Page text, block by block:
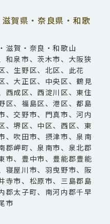
賀県・奈良県・和歌
滋賀・奈良・和歌山
和泉市、茨木市、大阪狭
、生野区、北区、此花
、大正区、中央区、鶴見
西成区、西淀川区、東住
区、福島区、港区、都島
、交野市、門真市、河内
、堺区、中区、西区、東
、吹田市、摂津市、泉南
郡岬町、泉南市、泉北郡
市、豊中市、豊能郡豊能
寝屋川市、羽曳野市、阪
寺市、松原市、三島郡島
郡太子町、南河内郡千早
市